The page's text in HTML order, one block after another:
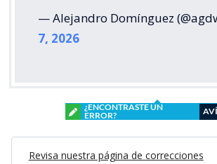
— Alejandro Domínguez
7, 2026
¿ENCONTRASTE UN
ERROR?
Revisa nuestra página de correcciones